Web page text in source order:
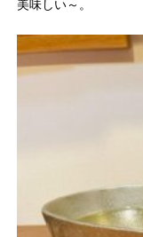
美味しい～。